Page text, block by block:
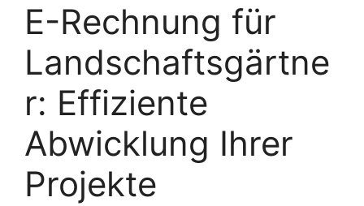
E-Rechnung für
Landschaftsgärtne
r: Effiziente
Abwicklung Ihrer
Projekte